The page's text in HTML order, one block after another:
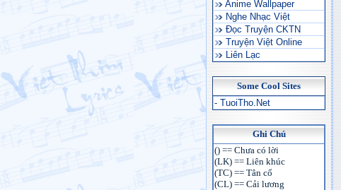
Anime Wallpaper
Nghe Nhạc Việt
Đọc Truyện CKTN
Truyện Việt Online
Liên Lạc
Some Cool Sites
- TuoiTho.Net
Ghi Chú
() == Chưa có lời
(LK) == Liên khúc
(TC) == Tân cổ
(CL) == Cải lương